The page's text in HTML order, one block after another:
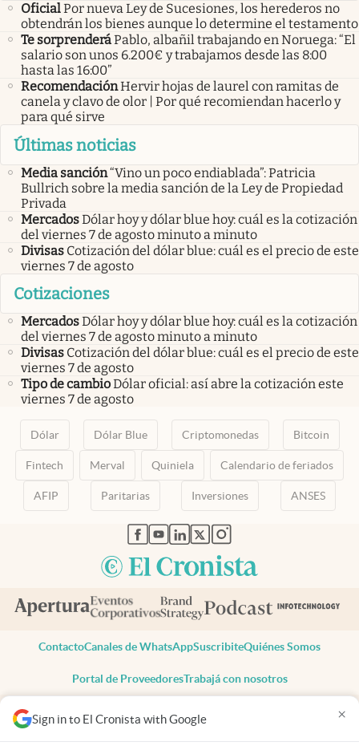
Sign in to El Cronista with Google ×
OficialPor nueva Ley de Sucesiones, los herederos no
obtendrán los bienes aunque lo determine el testamento
Te sorprenderáPablo, albañil trabajando en Noruega: “El
salario son unos 6.200€ y trabajamos desde las 8:00
hasta las 16:00”
RecomendaciónHervir hojas de laurel con ramitas de
canela y clavo de olor | Por qué recomiendan hacerlo y
para qué sirve
Últimas noticias
Media sanción“Vino un poco endiablada”: Patricia
Bullrich sobre la media sanción de la Ley de Propiedad
Privada
MercadosDólar hoy y dólar blue hoy: cuál es la cotización
del viernes 7 de agosto minuto a minuto
Divisas Cotización del dólar blue: cuál es el precio de este
viernes 7 de agosto
Cotizaciones
MercadosDólar hoy y dólar blue hoy: cuál es la cotización
del viernes 7 de agosto minuto a minuto
Divisas Cotización del dólar blue: cuál es el precio de este
viernes 7 de agosto
Tipo de cambioDólar oficial: así abre la cotización este
viernes 7 de agosto
Dólar Dólar Blue Criptomonedas Bitcoin
Fintech Merval Quiniela Calendario de feriados
AFIP Paritarias Inversiones ANSES
abre en nueva pestaña
abre en nueva pestaña
abre en nueva pestaña
abre en nueva pestaña
abre en nueva pestaña
ContactoCanales de WhatsAppSuscribiteQuiénes Somos
Portal de ProveedoresTrabajá con nosotros
Todos los derechos reservados